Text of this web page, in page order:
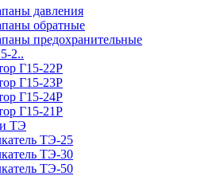
давления
обратные
предохранительные
2..
Г15-22Р
Г15-23Р
Г15-24Р
Г15-21Р
ТЭ
ТЭ-25
ТЭ-30
ТЭ-50